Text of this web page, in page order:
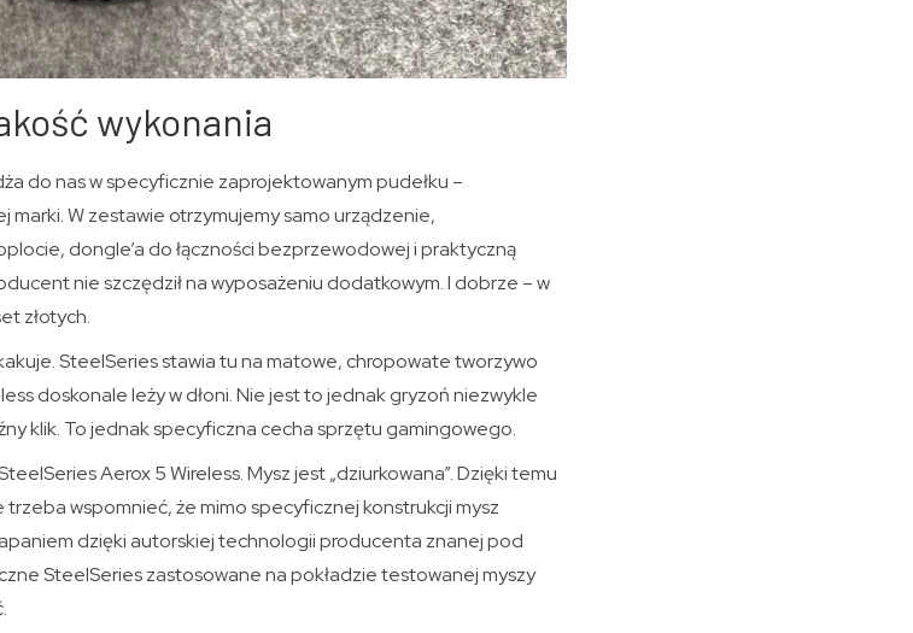
wykonania
do nas w specyficznie zaprojektowanym pudełku –
W zestawie otrzymujemy samo urządzenie,
dongle’a do łączności bezprzewodowej i praktyczną
nie szczędził na wyposażeniu dodatkowym. I dobrze – w
złotych.
SteelSeries stawia tu na matowe, chropowate tworzywo
doskonale leży w dłoni. Nie jest to jednak gryzoń niezwykle
klik. To jednak specyficzna cecha sprzętu gamingowego.
Aerox 5 Wireless. Mysz jest „dziurkowana”. Dzięki temu
wspomnieć, że mimo specyficznej konstrukcji mysz
dzięki autorskiej technologii producenta znanej pod
SteelSeries zastosowane na pokładzie testowanej myszy